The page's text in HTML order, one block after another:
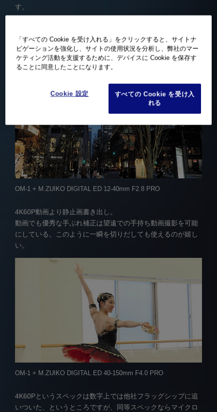
す。
4K60P動画より静止画書き出し 感度ISO4000。
動画撮影時も高感度画質が改善されているので、ISO4000撮
影の4K動画から静止画を切りだしても実用に耐える。
OM-1 + M.ZUIKO DIGITAL ED 12-40mm F2.8 PRO
4K60P動画より静止画書き出し。
動画でも優秀な手ぶれ補正は望遠での手持ち動画撮影を可能
にしている。このように一瞬を切りだしても使えるのが嬉し
い。
OM-1 + M.ZUIKO DIGITAL ED 40-150mm F4.0 PRO
4K60Pというスペックは数字上では他社フラッグシップに追
いついた、というところですが、同等スペックならマイクロ
「すべての Cookie を受け入れる」をクリックすると、サイトナ
ビゲーションを強化し、サイトの使用状況を分析し、弊社のマー
ケティング活動を支援するために、デバイスに Cookie を保存す
ることに同意したことになります。
Cookie 設定
すべての Cookie を受け入
れる